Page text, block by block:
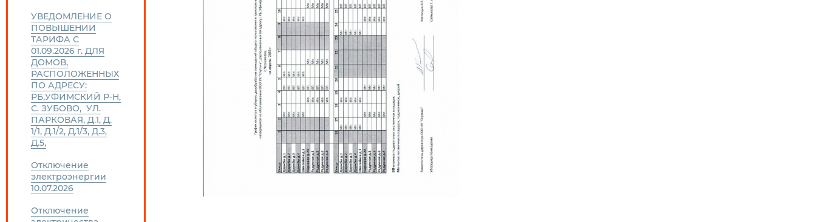
УВЕДОМЛЕНИЕ О
ПОВЫШЕНИИ
ТАРИФА С
01.09.2026 г. ДЛЯ
ДОМОВ,
РАСПОЛОЖЕННЫХ
ПО АДРЕСУ:
РБ,УФИМСКИЙ Р-Н,
С. ЗУБОВО, УЛ.
ПАРКОВАЯ, Д.1, Д.
1/1, Д.1/2, Д.1/3, Д.3,
Д.5,
Отключение
электроэнергии
10.07.2026
Отключение